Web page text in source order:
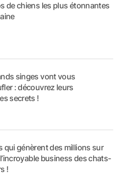
de chiens les plus étonnantes
singes vont vous
: découvrez leurs
secrets !
qui génèrent des millions sur
business des chats-
!